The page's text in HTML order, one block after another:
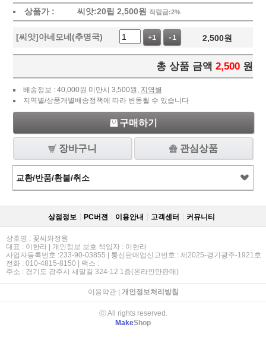
상품가 : 씨앗:20립 2,500원 적립금:2%
[씨앗]아네모네(추명국) +1 -1 2,500원
총 상품 금액 2,500 원
배송정보 : 40,000원 미만시 3,500원, 지역별
지역별/상품개별배송정책에 따라 변동될 수 있습니다
구매하기
장바구니 관심상품
교환/반품/환불/취소
상점정보 PC버젼 이용안내 고객센터 커뮤니티
상호명 : 꽃씨와정원
대표 : 이한라 | 개인정보 보호 책임자 : 이한라
사업자등록번호 :233-90-03855 | 통신판매업신고번호 : 제2025-경기광주-1921호
전화 : 010-4815-8150 | 팩스 :
주소 : 경기도 광주시 새말길 324-12 1층(온라인만판매)
이용약관| 개인정보처리방침
ⓒ All rights reserved.
MakeShop